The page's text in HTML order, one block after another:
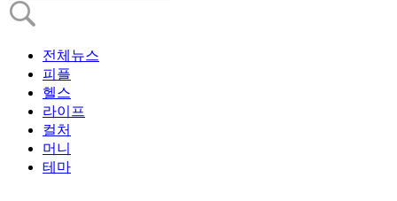
전체뉴스
피플
헬스
라이프
컬처
머니
테마